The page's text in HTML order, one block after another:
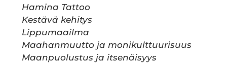
Hamina Tattoo
Kestävä kehitys
Lippumaailma
Maahanmuutto ja monikulttuurisuus
Maanpuolustus ja itsenäisyys